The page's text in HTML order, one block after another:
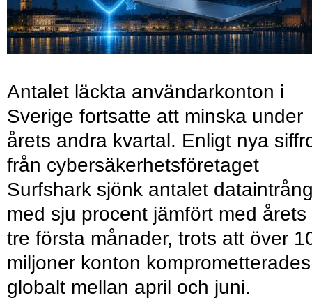
Antalet läckta användarkonton i
Sverige fortsatte att minska under
årets andra kvartal. Enligt nya
från cybersäkerhetsföretaget
Surfshark sjönk antalet
med sju procent jämfört med årets
tre första månader, trots att över
miljoner konton komprometterades
globalt mellan april och juni.